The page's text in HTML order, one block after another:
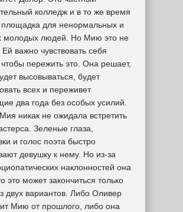
колледж и в то же время
площадка для ненормальных и
молодых людей. Но Мию это не
Ей важно чувствовать себя
пережить это. Она решает,
высовываться, будет
всех и переживет
два года без особых усилий.
никак не ожидала встретить
Зеленые глаза,
и голос поэта быстро
девушку к нему. Но из-за
наклонностей она
это может закончиться только
двух вариантов. Либо Оливер
Мию от прошлого, либо она